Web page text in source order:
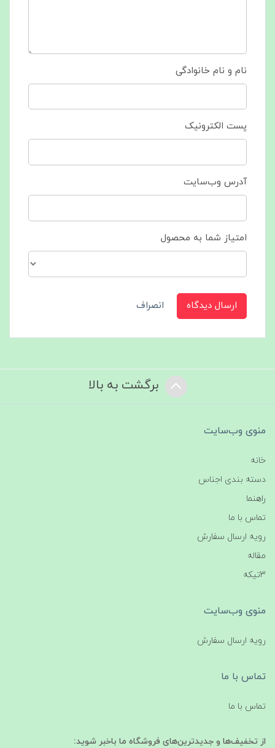
نام و نام خانوادگی
پست الکترونیک
آدرس وب‌سایت
امتیاز شما به محصول
ارسال دیدگاه انصراف
برگشت به بالا
منوی وب‌سایت
خانه
دسته بندی اجناس
راهنما
تماس با ما
رویه ارسال سفارش
مقاله
3تیکه
منوی وب‌سایت
رویه ارسال سفارش
تماس با ما
تماس با ما
از تخفیف‌ها و جدیدترین‌های فروشگاه ما باخبر شوید: